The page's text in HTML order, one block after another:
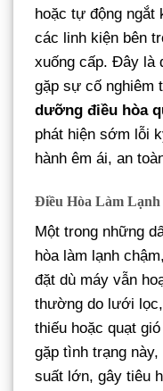
hoặc tự động ngắt
các linh kiện bên
xuống cấp. Đây là
gặp sự cố nghiêm
dưỡng điều hòa
phát hiện sớm lỗi
hành êm ái, an
Điều Hòa Làm Lạnh
Một trong những
hòa làm lạnh
đặt dù máy vẫn
thường do lưới
thiếu hoặc quạt
gặp tình trạng
suất lớn, gây tiêu